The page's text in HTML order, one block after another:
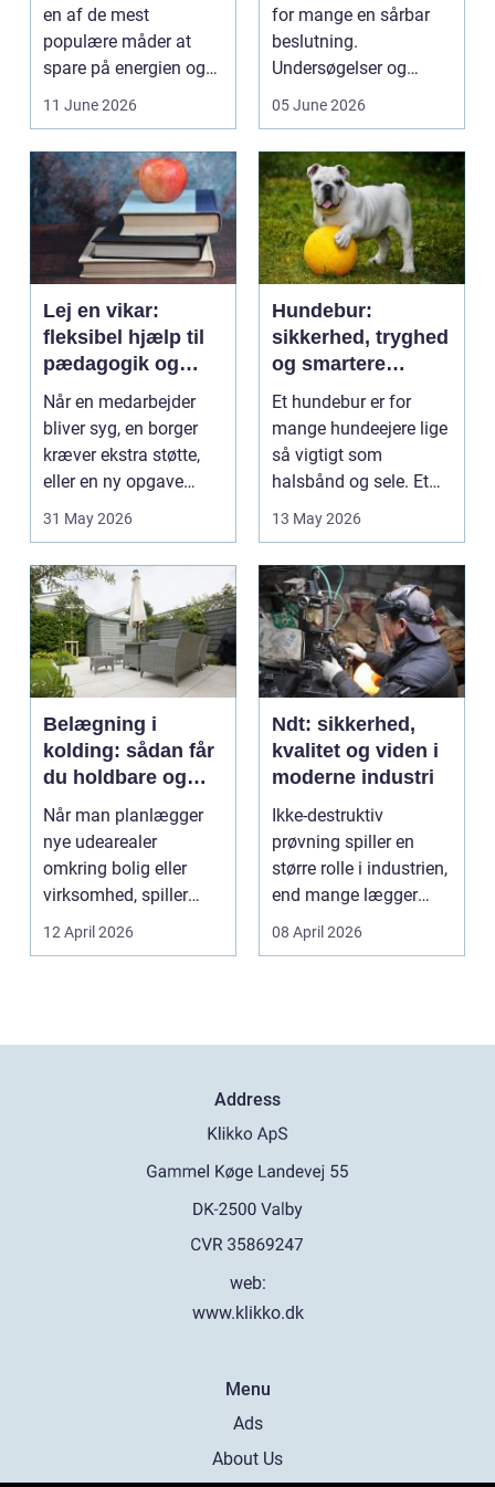
en af de mest
populære måder at
spare på energien og
få et bedre indeklima
11 June 2026
for mange en sårbar
beslutning.
Undersøgelser og
behandlinger foregår i
05 June 2026
Lej en vikar:
fleksibel hjælp til
pædagogik og
sundhed
Når en medarbejder
bliver syg, en borger
kræver ekstra støtte,
eller en ny opgave
opstår fra dag til...
31 May 2026
Hundebur:
sikkerhed, tryghed
og smartere
hverdag med hund
Et hundebur er for
mange hundeejere lige
så vigtigt som
halsbånd og sele. Et
godt bur gi...
13 May 2026
Belægning i
kolding: sådan får
du holdbare og
flotte udearealer
Når man planlægger
nye udearealer
omkring bolig eller
virksomhed, spiller
belægningen en helt
centra...
12 April 2026
Ndt: sikkerhed,
kvalitet og viden i
moderne industri
Ikke-destruktiv
prøvning spiller en
større rolle i industrien,
end mange lægger
mærke til i hverdage...
08 April 2026
Address
web:
www.klikko.dk
Menu
Ads
About Us